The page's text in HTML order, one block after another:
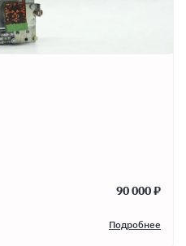
90 000 ₽
Подробнее